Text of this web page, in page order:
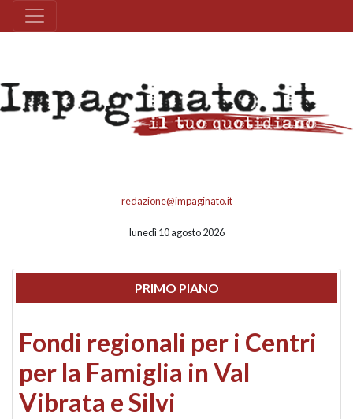
redazione@impaginato.it
lunedì 10 agosto 2026
PRIMO PIANO
Fondi regionali per i Centri
per la Famiglia in Val
Vibrata e Silvi